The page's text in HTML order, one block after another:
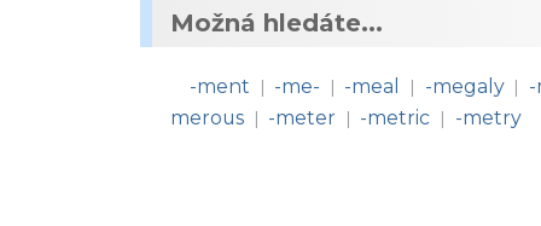
Možná hledáte...
-ment | -me- | -meal | -megaly |
-
merous | -meter | -metric | -metry